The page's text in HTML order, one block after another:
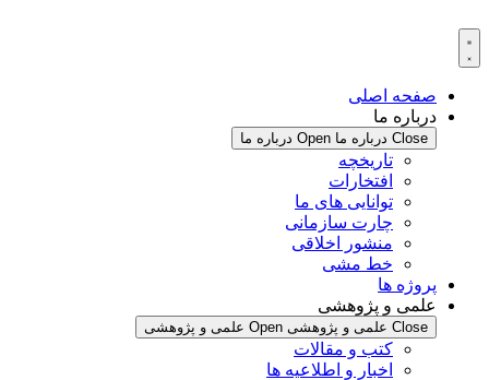
به
محتوا
صفحه اصلی
درباره ما
Close درباره ما Open درباره ما
تاریخچه
افتخارات
توانایی های ما
چارت سازمانی
منشور اخلاقی
خط مشی
پروژه ها
علمی و پژوهشی
Close علمی و پژوهشی Open علمی و پژوهشی
کتب و مقالات
اخبار و اطلاعیه ها